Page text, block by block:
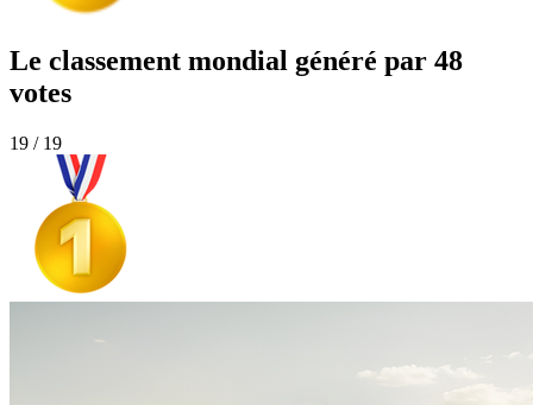
Le classement mondial généré par 48
votes
19 / 19